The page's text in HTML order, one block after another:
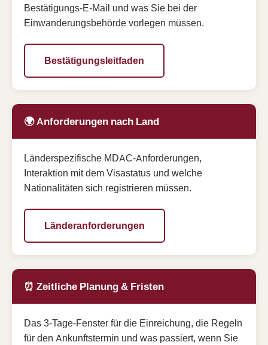
Bestätigungs-E-Mail und was Sie bei der
Einwanderungsbehörde vorlegen müssen.
Bestätigungsleitfaden
🌍 Anforderungen nach Land
Länderspezifische MDAC-Anforderungen,
Interaktion mit dem Visastatus und welche
Nationalitäten sich registrieren müssen.
Länderanforderungen
⏰ Zeitliche Planung & Fristen
Das 3-Tage-Fenster für die Einreichung, die Regeln
für den Ankunftstermin und was passiert, wenn Sie